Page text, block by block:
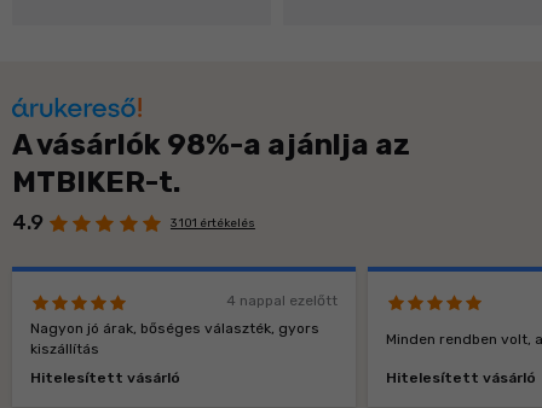
A vásárlók 98%-a ajánlja az
MTBIKER-t.
4.9 3 101 értékelés
4 nappal ezelőtt
Nagyon jó árak, bőséges választék, gyors
kiszállítás
Hitelesített vásárló
Minden rendben volt,
Hitelesített vásárló